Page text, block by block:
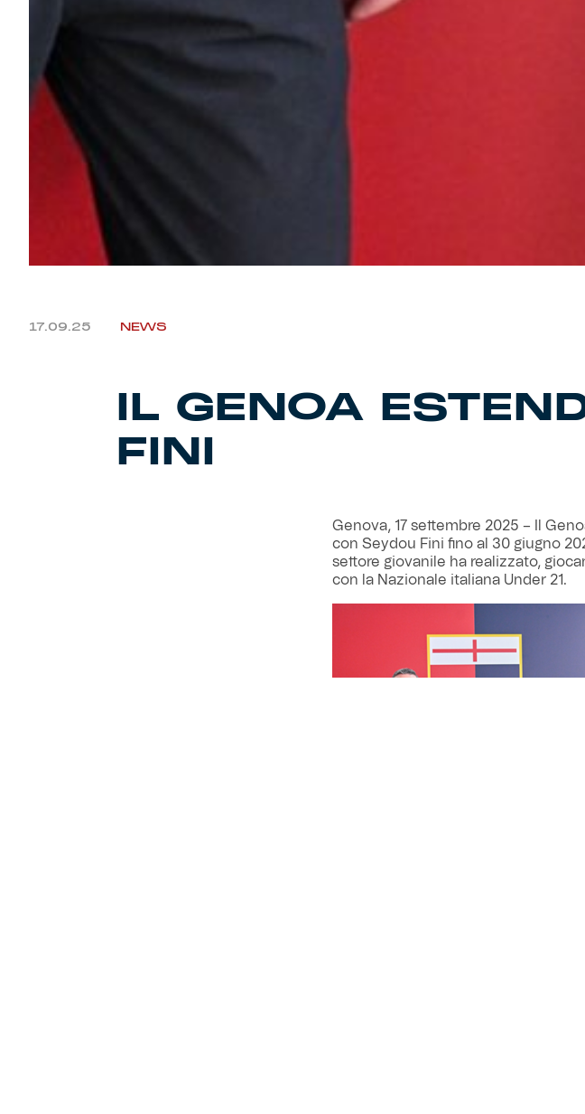
17.09.25 NEWS
IL GENOA
FINI
Genova, 17 settembre 2025 – Il
con Seydou Fini fino al 30 giugno
settore giovanile ha realizzato,
con la Nazionale italiana Under 21.